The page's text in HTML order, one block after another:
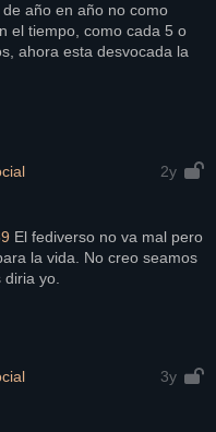
año en año no como
el tiempo, como cada 5 o
ahora esta desvocada la
2y
El fediverso no va mal pero
la vida. No creo seamos
yo.
3y